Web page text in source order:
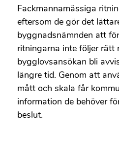
Fackmannamässiga
eftersom de gör det
byggnadsnämnden att
ritningarna inte följer rätt
bygglovsansökan bli
längre tid. Genom att
mått och skala får
information de behöver
beslut.